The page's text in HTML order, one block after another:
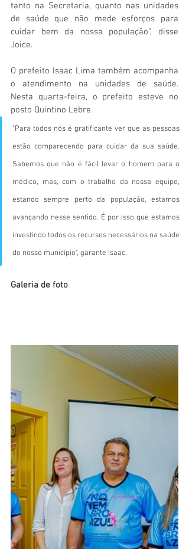
tanto na Secretaria, quanto nas unidades
de saúde que não mede esforços para
cuidar bem da nossa população", disse
Joice.
O prefeito Isaac Lima também acompanha
o atendimento na unidades de saúde.
Nesta quarta-feira, o prefeito esteve no
posto Quintino Lebre.
"Para todos nós é gratificante ver que as pessoas
estão comparecendo para cuidar da sua saúde.
Sabemos que não é fácil levar o homem para o
médico, mas, com o trabalho da nossa equipe,
estando sempre perto da população, estamos
avançando nesse sentido. É por isso que estamos
investindo todos os recursos necessários na saúde
do nosso município", garante Isaac.
Galeria de foto